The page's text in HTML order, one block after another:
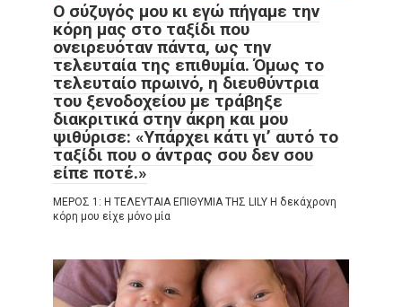
Ο σύζυγός μου κι εγώ πήγαμε την
κόρη μας στο ταξίδι που
ονειρευόταν πάντα, ως την
τελευταία της επιθυμία. Όμως το
τελευταίο πρωινό, η διευθύντρια
του ξενοδοχείου με τράβηξε
διακριτικά στην άκρη και μου
ψιθύρισε: «Υπάρχει κάτι γι’ αυτό το
ταξίδι που ο άντρας σου δεν σου
είπε ποτέ.»
ΜΕΡΟΣ 1: Η ΤΕΛΕΥΤΑΙΑ ΕΠΙΘΥΜΙΑ ΤΗΣ LILY Η δεκάχρονη
κόρη μου είχε μόνο μία